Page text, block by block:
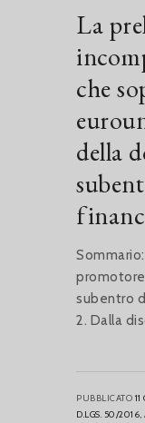
La
che
della
subentro
2. Dalla
PUBBLICATO
D.LGS. 50/2016,